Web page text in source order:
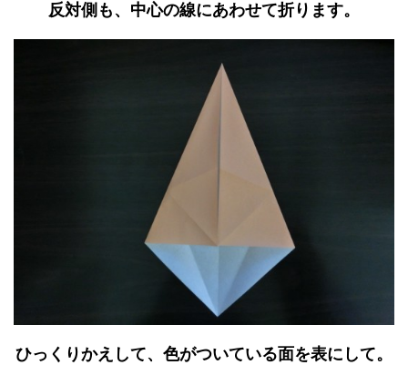
反対側も、中心の線にあわせて折ります。
ひっくりかえして、色がついている面を表にして。